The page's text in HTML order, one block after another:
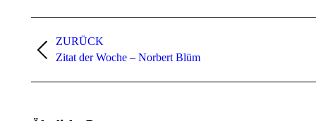
ZURÜCK
Vorheriger
Zitat der Woche – Norbert Blüm